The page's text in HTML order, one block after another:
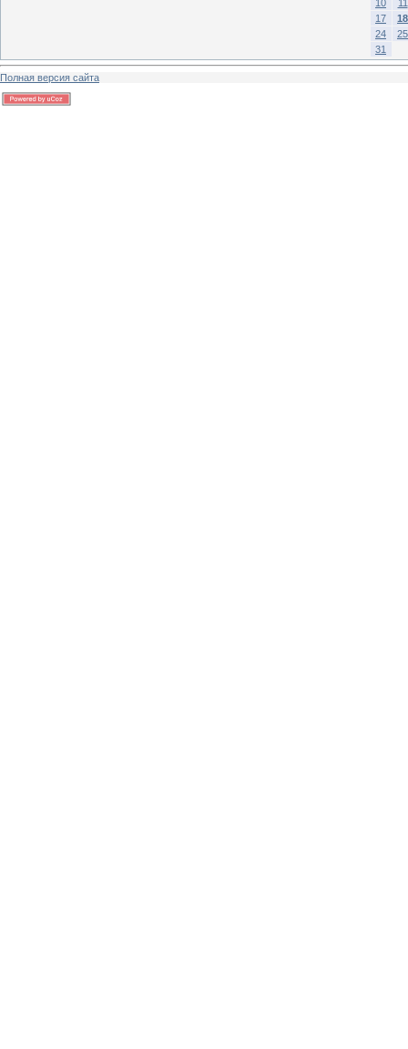
10
11
17
18
24
25
31
Полная версия сайта